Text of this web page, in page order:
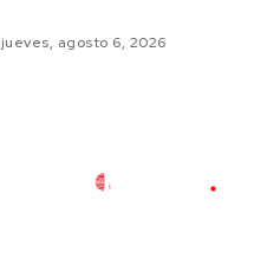
jueves, agosto 6, 2026